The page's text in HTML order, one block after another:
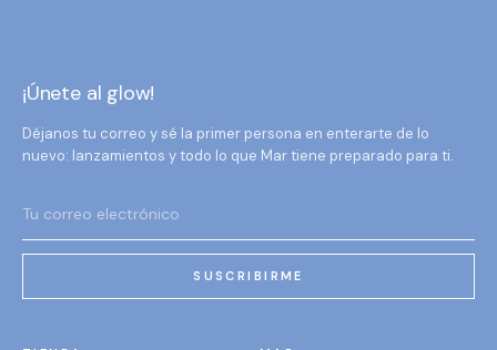
¡Únete al glow!
Déjanos tu correo y sé la primer persona en enterarte de lo
nuevo: lanzamientos y todo lo que Mar tiene preparado para ti.
SUSCRIBIRME